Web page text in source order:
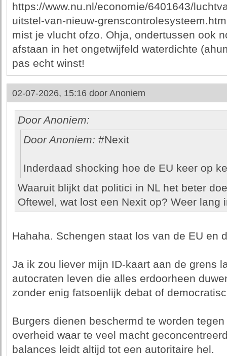
https://www.nu.nl/economie/6401643/
uitstel-van-nieuw-
mist je vlucht ofzo. Ohja, ondertussen ook
afstaan in het ongetwijfeld waterdichte
pas echt winst!
02-07-2026, 15:16 door Anoniem
Door Anoniem:
Door Anoniem: #Nexit
Inderdaad shocking hoe de EU keer op
Waaruit blijkt dat politici in NL het beter
Oftewel, wat lost een Nexit op? Weer lang
Hahaha. Schengen staat los van de EU en
Ja ik zou liever mijn ID-kaart aan de grens
autocraten leven die alles erdoorheen
zonder enig fatsoenlijk debat of
Burgers dienen beschermd te worden
overheid waar te veel macht
balances leidt altijd tot een autoritaire hel.